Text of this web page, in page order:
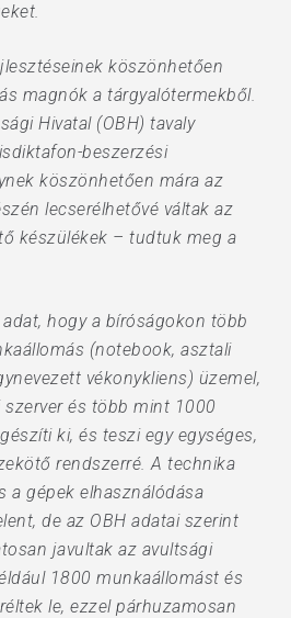
köszönhetően
magnók a tárgyalótermekből.
Hivatal (OBH) tavaly
beszerzési
köszönhetően mára az
lecserélhetővé váltak az
készülékek – tudtuk meg a
hogy a bíróságokon több
(notebook, asztali
vékonykliens) üzemel,
és több mint 1000
ki, és teszi egy egységes,
rendszerré. A technika
a gépek elhasználódása
de az OBH adatai szerint
javultak az avultsági
1800 munkaállomást és
le, ezzel párhuzamosan